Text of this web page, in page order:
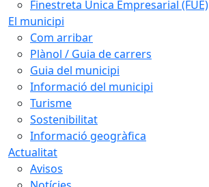
Finestreta Única Empresarial (FUE)
El municipi
Com arribar
Plànol / Guia de carrers
Guia del municipi
Informació del municipi
Turisme
Sostenibilitat
Informació geogràfica
Actualitat
Avisos